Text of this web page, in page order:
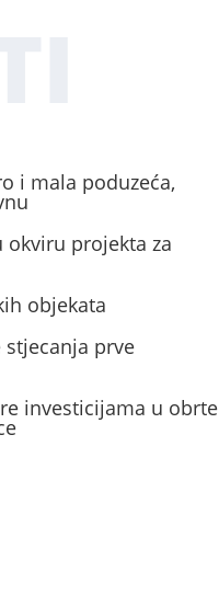
i mala poduzeća,
okviru projekta za
objekata
prve
investicijama u obrte